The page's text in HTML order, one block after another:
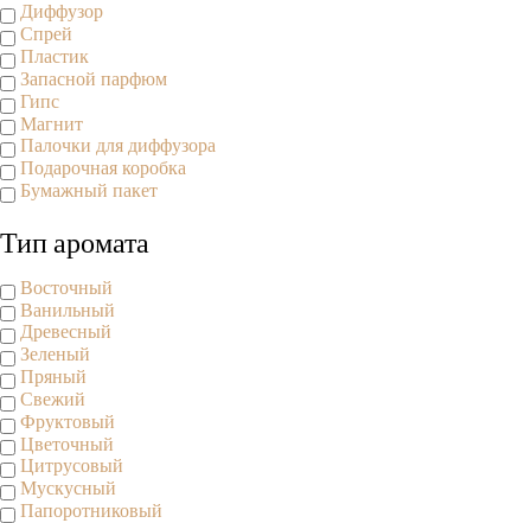
Диффузор
Спрей
Пластик
Запасной парфюм
Гипс
Магнит
Палочки для диффузора
Подарочная коробка
Бумажный пакет
Тип аромата
Восточный
Ванильный
Древесный
Зеленый
Пряный
Свежий
Фруктовый
Цветочный
Цитрусовый
Мускусный
Папоротниковый